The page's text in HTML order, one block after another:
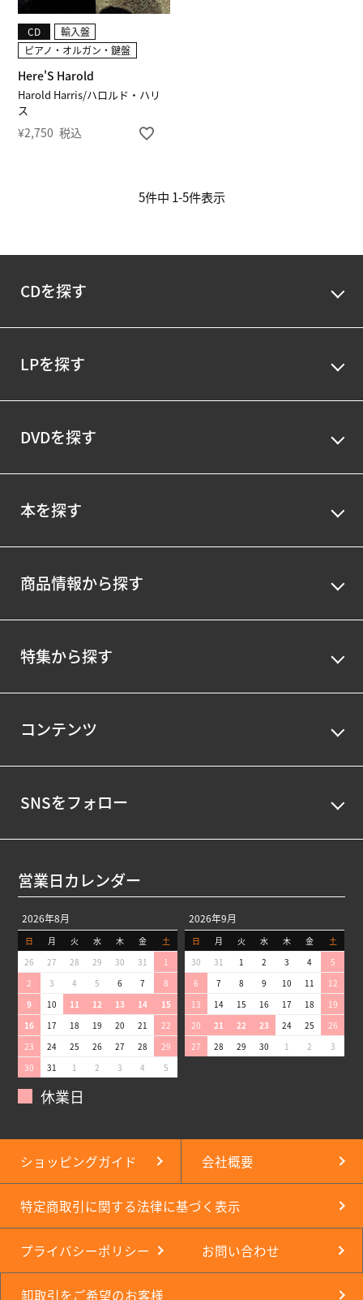
Harold Harris/ハロルド・ハリ
ス
Here'S Harold
CD
輸入盤
ピアノ・オルガン・鍵盤
¥2,750 税込
5件中 1-5件表示
CDを探す
LPを探す
DVDを探す
本を探す
商品情報から探す
特集から探す
コンテンツ
SNSをフォロー
営業日カレンダー
2026年8月
日 月 火 水 木 金
土
26
27 28 29 30 31
1
2
3 4 5 6 7
8
9
10 11 12 13 14
15
16
17 18 19 20 21
22
23
24 25 26 27 28
29
30
31 1 2 3 4 5
2026年9月
日 月 火 水 木 金
土
30
31 1 2 3 4
5
6
7 8 9 10 11
12
13
14 15 16 17 18
19
20
21 22 23 24 25
26
27
28 29 30 1 2 3
休業日
ショッピングガイド 会社概要
特定商取引に関する法律に基づく表示
プライバシーポリシー お問い合わせ
卸取引をご希望のお客様